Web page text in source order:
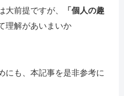
大前提ですが、
「個人の趣
理解があいまいか
にも、本記事を是非参考に